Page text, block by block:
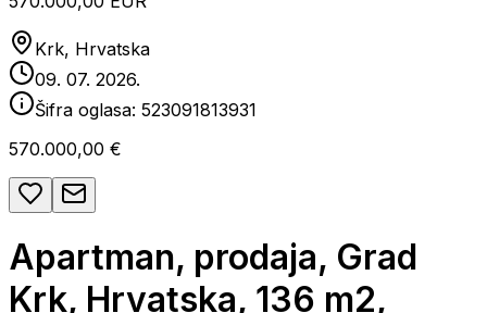
Krk, Hrvatska
09. 07. 2026.
Šifra oglasa: 523091813931
570.000,00 €
Apartman, prodaja, Grad
Krk, Hrvatska, 136 m2,